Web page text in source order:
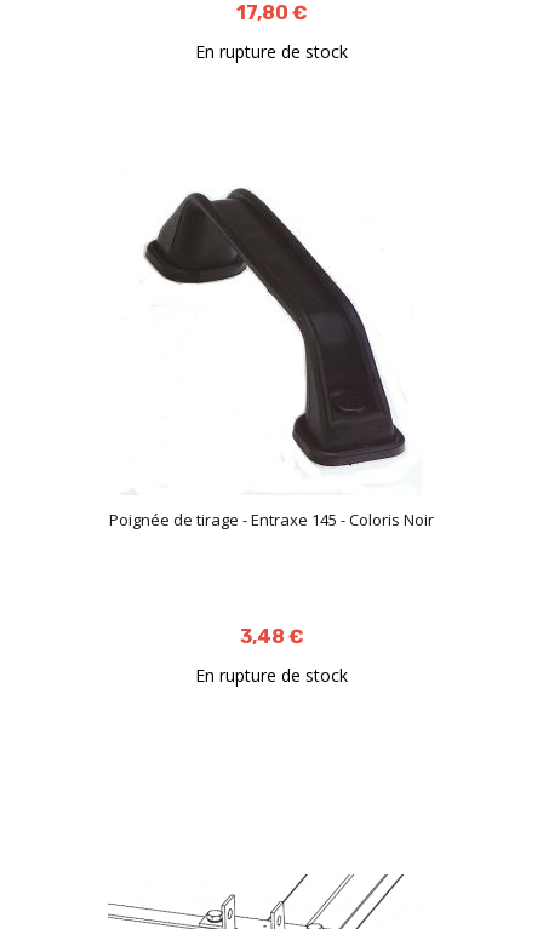
17,80 €
En rupture de stock
Poignée de tirage - Entraxe 145 - Coloris Noir
3,48 €
En rupture de stock